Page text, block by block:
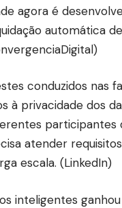
agora é
automática
)
conduzidos nas
à privacidade dos
participantes
atender
escala. (LinkedIn)
inteligentes